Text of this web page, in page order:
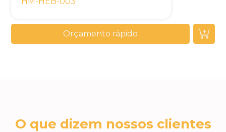
Orçamento rápido
O que dizem nossos clientes